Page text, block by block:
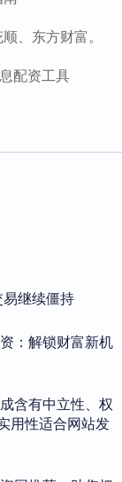
、东方财富。
配资工具
继续僵持
：解锁财富新机
含有中立性、权
用性适合网站发